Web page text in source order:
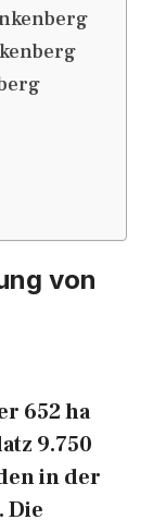
von
652 ha
9.750
in der
Die